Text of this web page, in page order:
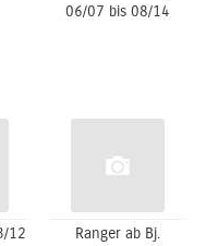
06/07 bis 08/14
12
Ranger ab Bj.